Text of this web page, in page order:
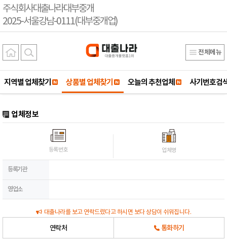
주식회사대출나라대부중개
2025-서울강남-0111(대부중개업)
전체메뉴
지역별 업체찾기 상품별 업체찾기 오늘의 추천업체 사기번호검
업체정보
등록번호 업체명
등록기관
영업소
대출나라를 보고 연락드렸다고 하시면 보다 상담이 쉬워집니다.
연락처 통화하기